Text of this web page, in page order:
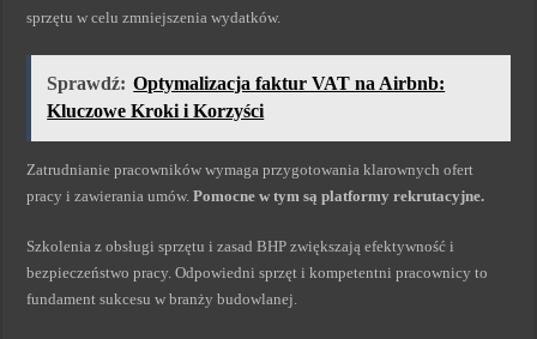
sprzętu w celu zmniejszenia wydatków.
Sprawdź: Optymalizacja faktur VAT na Airbnb:
Kluczowe Kroki i Korzyści
Zatrudnianie pracowników wymaga przygotowania klarownych ofert
pracy i zawierania umów.Pomocne w tym są platformy rekrutacyjne.
Szkolenia z obsługi sprzętu i zasad BHP zwiększają efektywność i
bezpieczeństwo pracy. Odpowiedni sprzęt i kompetentni pracownicy to
fundament sukcesu w branży budowlanej.